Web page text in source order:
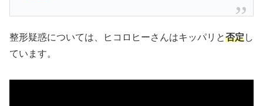
整形疑惑については、ヒコロヒーさんはキッパリと否定し
ています。